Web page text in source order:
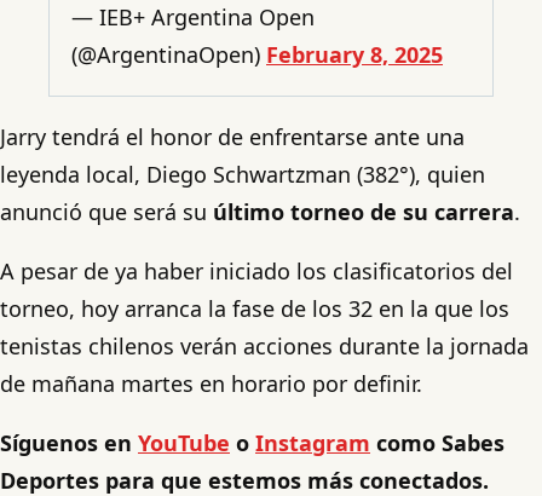
— IEB+ Argentina Open
(@ArgentinaOpen) February 8, 2025
Jarry tendrá el honor de enfrentarse ante una
leyenda local, Diego Schwartzman (382°), quien
anunció que será su último torneo de su carrera.
A pesar de ya haber iniciado los clasificatorios del
torneo, hoy arranca la fase de los 32 en la que los
tenistas chilenos verán acciones durante la jornada
de mañana martes en horario por definir.
Síguenos en YouTube o Instagram como Sabes
Deportes para que estemos más conectados.